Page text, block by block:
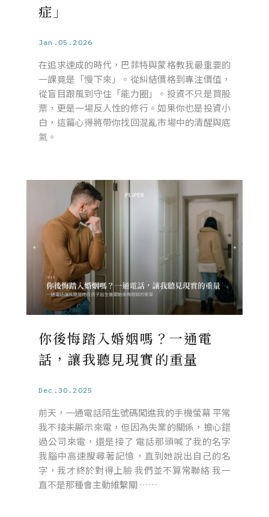
症」
Jan.05.2026
在追求速成的時代，巴菲特與蒙格教我最重要的
一課竟是「慢下來」。從糾結價格到專注價值，
從盲目跟風到守住「能力圈」。投資不只是買股
票，更是一場反人性的修行。如果你也是投資小
白，這篇心得將帶你找回混亂市場中的清醒與底
氣。
你後悔踏入婚姻嗎？一通電
話，讓我聽見現實的重量
Dec.30.2025
前天，一通電話陌生號碼闖進我的手機螢幕 平常
我不接未顯示來電，但因為失業的關係，擔心錯
過公司來電，還是接了 電話那頭喊了我的名字
我腦中高速搜尋著記憶，直到她說出自己的名
字，我才終於對得上臉 我們並不算常聯絡 我一
直不是那種會主動維繫關 ……